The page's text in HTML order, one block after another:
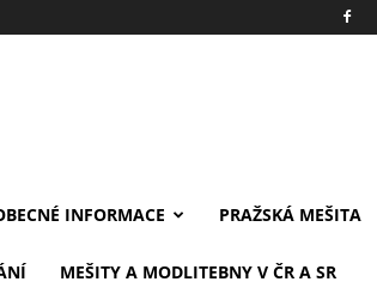
INFORMACE PRAŽSKÁ MEŠITA
MEŠITY A MODLITEBNY V ČR A SR